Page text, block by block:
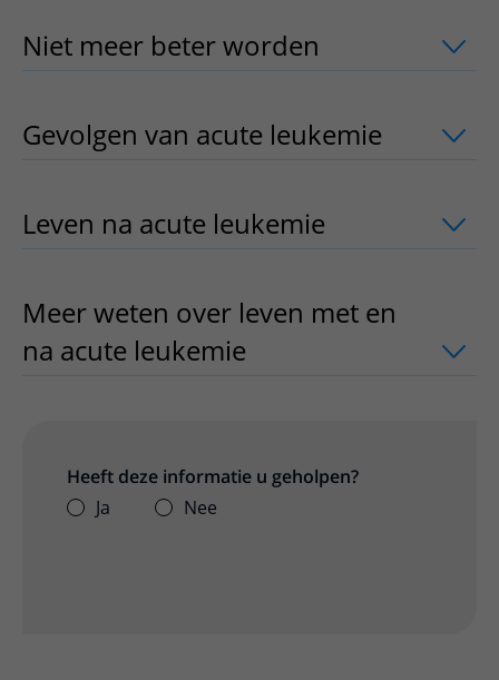
Niet meer beter worden uitklapper,
Gevolgen van acute leukemie
Leven na acute leukemie uitklapper,
Meer weten over leven met en
na acute leukemie
uitklapper, klik
Heeft deze informatie u geholpen?
Ja
Nee